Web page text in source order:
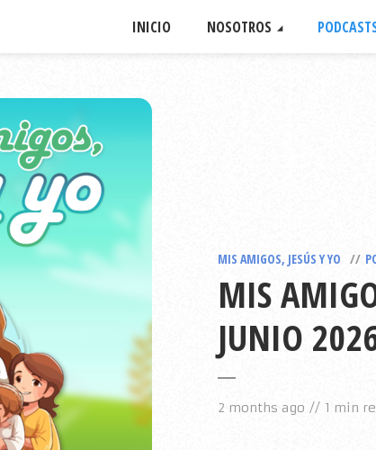
INICIO NOSOTROS
MIS AMIGOS, JESÚS Y YO
MIS
JUNIO
2 months ago 1 min